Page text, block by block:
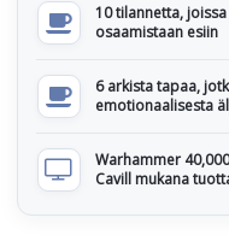
10 tilannetta,
osaamistaan esiin
6 arkista tapaa,
emotionaalisesta
Warhammer
Cavill mukana